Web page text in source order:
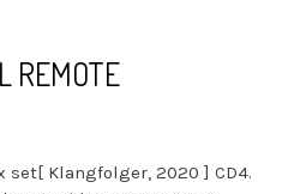
REMOTE
set[ Klangfolger, 2020 ] CD4.